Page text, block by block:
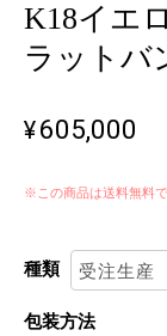
K18イエ
ラットバ
¥605,000
※この商品は送料無料
種類
包装方法